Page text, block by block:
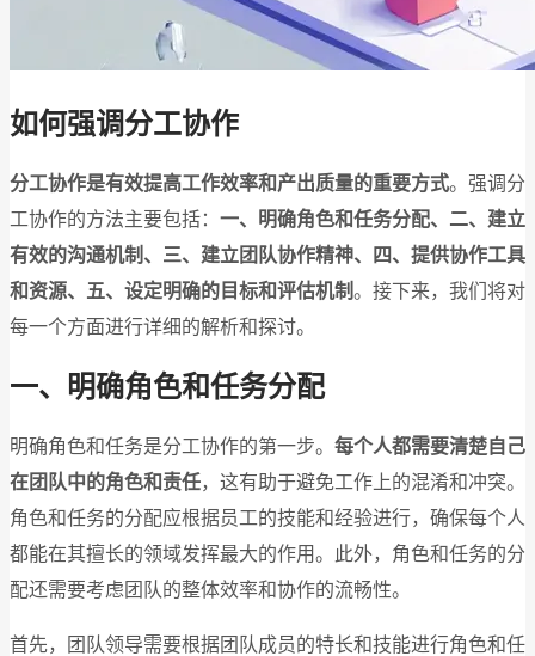
如何强调分工协作
分工协作是有效提高工作效率和产出质量的重要方式。强调分
工协作的方法主要包括： 一、明确角色和任务分配、二、建立
有效的沟通机制、三、建立团队协作精神、四、提供协作工具
和资源、五、设定明确的目标和评估机制。接下来，我们将对
每一个方面进行详细的解析和探讨。
一、明确角色和任务分配
明确角色和任务是分工协作的第一步。 每个人都需要清楚自己
在团队中的角色和责任，这有助于避免工作上的混淆和冲突。
角色和任务的分配应根据员工的技能和经验进行，确保每个人
都能在其擅长的领域发挥最大的作用。此外，角色和任务的分
配还需要考虑团队的整体效率和协作的流畅性。
首先，团队领导需要根据团队成员的特长和技能进行角色和任